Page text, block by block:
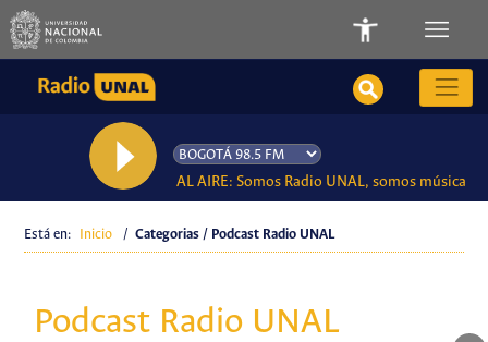
AL AIRE: Somos Radio UNAL, somos música
Está en: Inicio / Categorias / Podcast Radio UNAL
Podcast Radio UNAL